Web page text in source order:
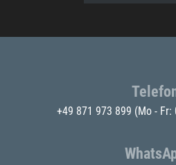
+49 871 973 899 (Mo - Fr: